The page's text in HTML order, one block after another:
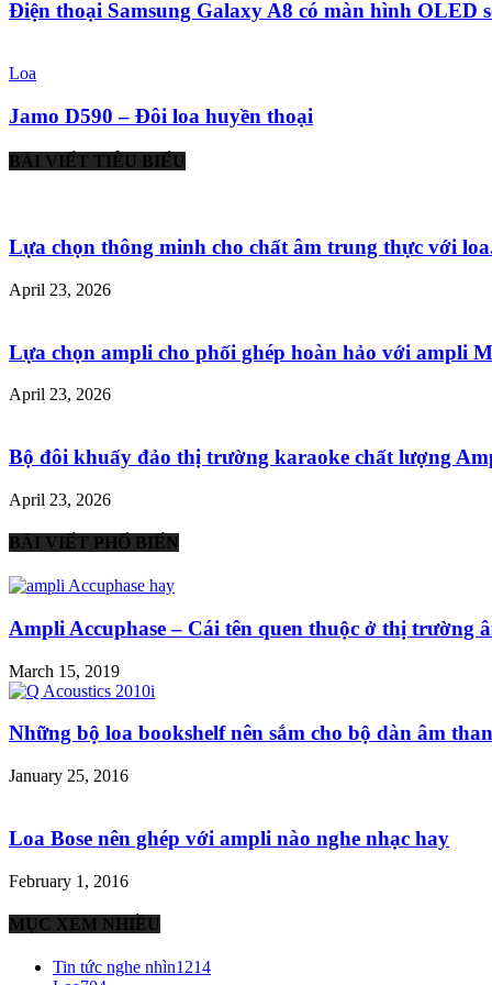
Điện thoại Samsung Galaxy A8 có màn hình OLED
Loa
Jamo D590 – Đôi loa huyền thoại
BÀI VIẾT TIÊU BIỂU
Lựa chọn thông minh cho chất âm trung thực với
April 23, 2026
Lựa chọn ampli cho phối ghép hoàn hảo với ampli
April 23, 2026
Bộ đôi khuấy đảo thị trường karaoke chất lượng
April 23, 2026
BÀI VIẾT PHỔ BIẾN
Ampli Accuphase – Cái tên quen thuộc ở thị trường
March 15, 2019
Những bộ loa bookshelf nên sắm cho bộ dàn âm
January 25, 2016
Loa Bose nên ghép với ampli nào nghe nhạc hay
February 1, 2016
MỤC XEM NHIỀU
Tin tức nghe nhìn1214